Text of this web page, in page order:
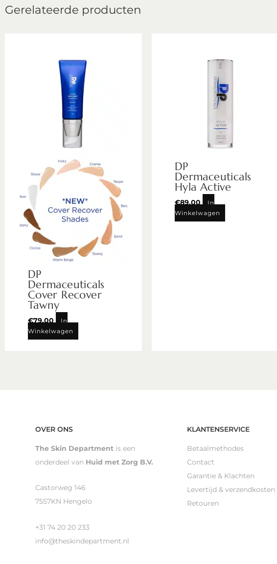
Gerelateerde producten
DP
Dermaceuticals
Cover Recover
Tawny
€79,00
In
Winkelwagen
DP
Dermaceuticals
Hyla Active
€89,00
In
Winkelwagen
OVER ONS
The Skin Department is een
onderdeel van Huid met Zorg B.V.
Castorweg 146
7557KN Hengelo
+31 74 20 20 233
info@theskindepartment.nl
KLANTENSERVICE
Betaalmethodes
Contact
Garantie & Klachten
Levertijd & verzendkosten
Retouren